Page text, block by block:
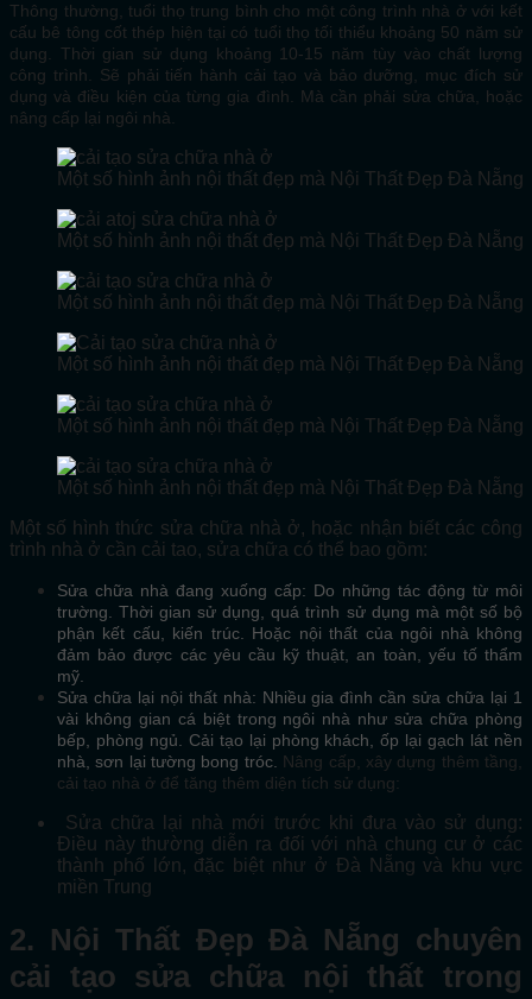
Thông thường, tuổi thọ trung bình cho một công trình nhà ở với kết
cấu bê tông cốt thép hiện tại có tuổi thọ tối thiểu khoảng 50 năm sử
dụng. Thời gian sử dụng khoảng 10-15 năm tùy vào chất lượng
công trình. Sẽ phải tiến hành cải tạo và bảo dưỡng, mục đích sử
dụng và điều kiện của từng gia đình. Mà cần phải sửa chữa, hoặc
nâng cấp lại ngôi nhà.
Một số hình ảnh nội thất đẹp mà Nội Thất Đẹp Đà
Một số hình ảnh nội thất đẹp mà Nội Thất Đẹp Đà
Một số hình ảnh nội thất đẹp mà Nội Thất Đẹp Đà Nẵng
Một số hình ảnh nội thất đẹp mà Nội Thất Đẹp Đà Nẵng
Một số hình ảnh nội thất đẹp mà Nội Thất Đẹp Đà Nẵng
Một số hình ảnh nội thất đẹp mà Nội Thất Đẹp Đà Nẵng
Một số hình thức sửa chữa nhà ở, hoặc nhận biết các công
trình nhà ở cần cải tao, sửa chữa có thể bao gồm:
Sửa chữa nhà đang xuống cấp: Do những tác động từ môi
trường. Thời gian sử dụng, quá trình sử dụng mà một số bộ
phận kết cấu, kiến trúc. Hoặc nội thất của ngôi nhà không
đảm bảo được các yêu cầu kỹ thuật, an toàn, yếu tố thẩm
mỹ.
Sửa chữa lại nội thất nhà: Nhiều gia đình cần sửa chữa lại 1
vài không gian cá biệt trong ngôi nhà như sửa chữa phòng
bếp, phòng ngủ. Cải tạo lại phòng khách, ốp lại gạch lát nền
nhà, sơn lại tường bong tróc. Nâng cấp, xây dựng thêm tầng,
cải tạo nhà ở để tăng thêm diện tích sử dụng:
Sửa chữa lại nhà mới trước khi đưa vào sử dụng:
Điều này thường diễn ra đối với nhà chung cư ở các
thành phố lớn, đặc biệt như ở Đà Nẵng và khu vực
miền Trung
2. Nội Thất Đẹp Đà Nẵng chuyên
cải tạo sửa chữa nội thất trong